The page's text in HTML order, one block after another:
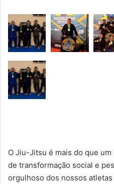
O Jiu-Jitsu é mais do que
de transformação social e
orgulhoso dos nossos